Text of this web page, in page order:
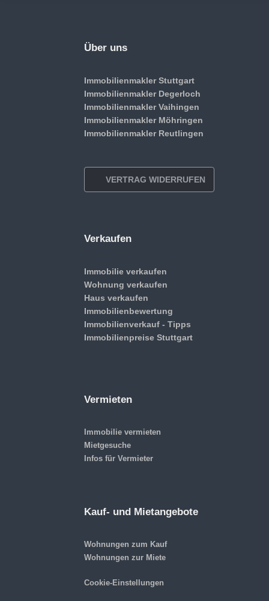
Über uns
Immobilienmakler Stuttgart
Immobilienmakler Degerloch
Immobilienmakler Vaihingen
Immobilienmakler Möhringen
Immobilienmakler Reutlingen
VERTRAG WIDERRUFEN
Verkaufen
Immobilie verkaufen
Wohnung verkaufen
Haus verkaufen
Immobilienbewertung
Immobilienverkauf - Tipps
Immobilienpreise Stuttgart
Vermieten
Immobilie vermieten
Mietgesuche
Infos für Vermieter
Kauf- und Mietangebote
Wohnungen zum Kauf
Wohnungen zur Miete
Cookie-Einstellungen